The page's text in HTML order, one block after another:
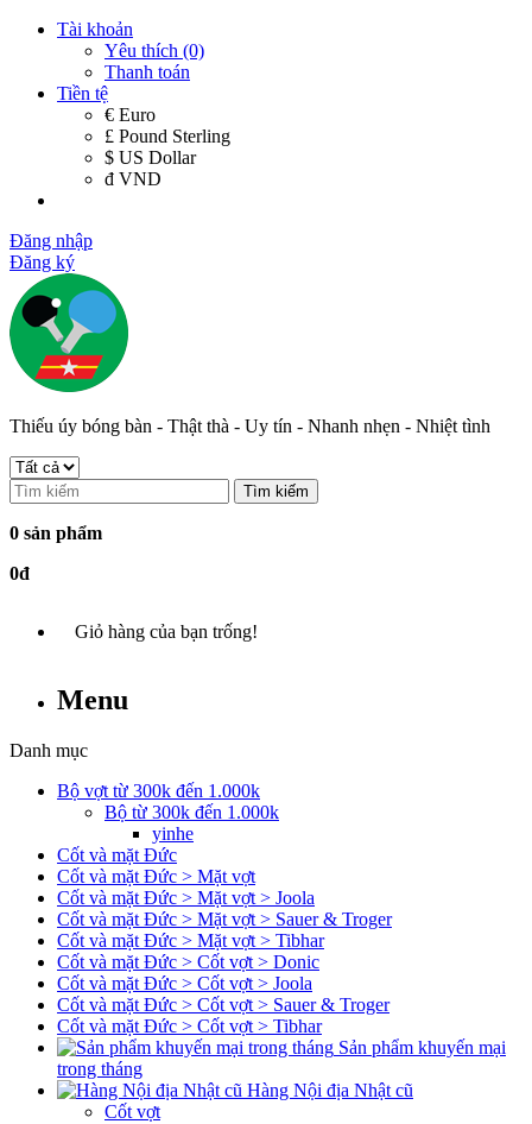
Tài khoản
Yêu thích (0)
Thanh toán
Tiền tệ
€ Euro
£ Pound Sterling
$ US Dollar
đ VND
Đăng nhập
Đăng ký
Thiếu úy bóng bàn - Thật thà - Uy tín - Nhanh nhẹn - Nhiệt tình
Tìm kiếm
0 sản phẩm
0đ
Giỏ hàng của bạn trống!
Menu
Danh mục
Bộ vợt từ 300k đến 1.000k
Bộ từ 300k đến 1.000k
yinhe
Cốt và mặt Đức
Cốt và mặt Đức > Mặt vợt
Cốt và mặt Đức > Mặt vợt > Joola
Cốt và mặt Đức > Mặt vợt > Sauer & Troger
Cốt và mặt Đức > Mặt vợt > Tibhar
Cốt và mặt Đức > Cốt vợt > Donic
Cốt và mặt Đức > Cốt vợt > Joola
Cốt và mặt Đức > Cốt vợt > Sauer & Troger
Cốt và mặt Đức > Cốt vợt > Tibhar
Sản phẩm khuyến mại
trong tháng
Hàng Nội địa Nhật cũ
Cốt vợt